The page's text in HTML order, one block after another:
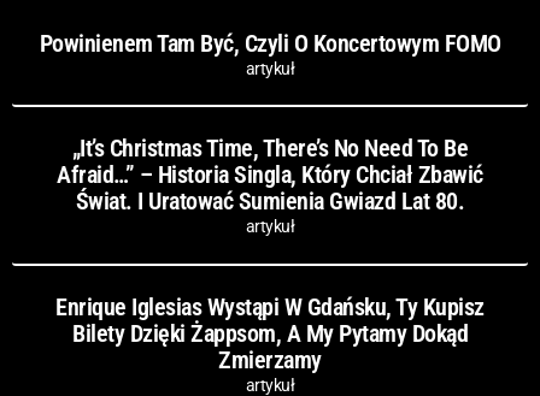
Powinienem Tam Być, Czyli O Koncertowym FOMO
artykuł
„It’s Christmas Time, There’s No Need To Be
Afraid…” – Historia Singla, Który Chciał Zbawić
Świat. I Uratować Sumienia Gwiazd Lat 80.
artykuł
Enrique Iglesias Wystąpi W Gdańsku, Ty Kupisz
Bilety Dzięki Żappsom, A My Pytamy Dokąd
Zmierzamy
artykuł